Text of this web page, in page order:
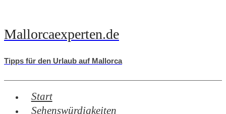
springen
Mallorcaexperten.de
Tipps für den Urlaub auf Mallorca
Start
Sehenswürdigkeiten